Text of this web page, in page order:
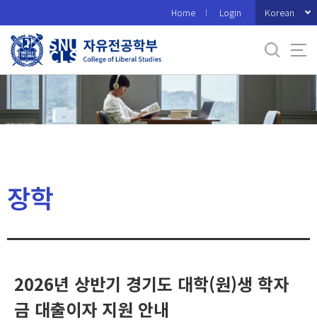
로
메
Home Login Korean
장학
2026년 상반기 경기도 대학(원)생 학자
금 대출이자 지원 안내